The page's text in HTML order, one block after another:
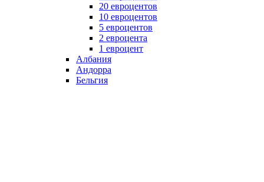
20 евроцентов
10 евроцентов
5 евроцентов
2 евроцента
1 евроцент
Албания
Андорра
Бельгия